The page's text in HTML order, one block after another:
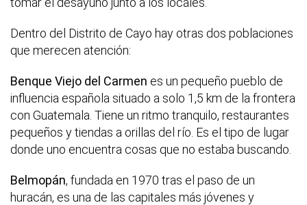
Dentro del Distrito de Cayo hay otras dos poblaciones
que merecen atención:
Benque Viejo del Carmen es un pequeño pueblo de
influencia española situado a solo 1,5 km de la frontera
con Guatemala. Tiene un ritmo tranquilo, restaurantes
pequeños y tiendas a orillas del río. Es el tipo de lugar
donde uno encuentra cosas que no estaba buscando.
Belmopán, fundada en 1970 tras el paso de un
huracán, es una de las capitales más jóvenes y